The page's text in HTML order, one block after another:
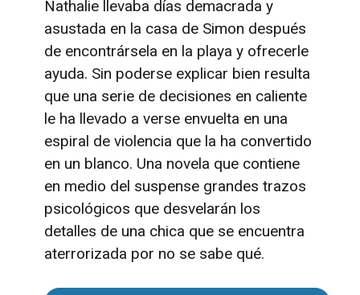
Nathalie llevaba días demacrada y
asustada en la casa de Simon después
de encontrársela en la playa y ofrecerle
ayuda. Sin poderse explicar bien resulta
que una serie de decisiones en caliente
le ha llevado a verse envuelta en una
espiral de violencia que la ha convertido
en un blanco. Una novela que contiene
en medio del suspense grandes trazos
psicológicos que desvelarán los
detalles de una chica que se encuentra
aterrorizada por no se sabe qué.